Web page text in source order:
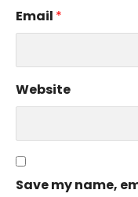
Email *
Website
Save my name,